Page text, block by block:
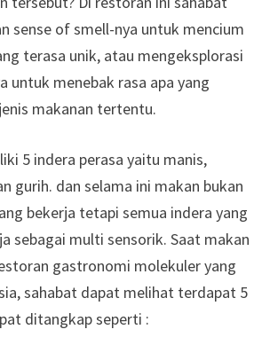
sense of smell-nya untuk mencium
terasa unik, atau mengeksplorasi
untuk menebak rasa apa yang
makanan tertentu.
5 indera perasa yaitu manis,
gurih. dan selama ini makan bukan
bekerja tetapi semua indera yang
sebagai multi sensorik. Saat makan
gastronomi molekuler yang
sahabat dapat melihat terdapat 5
ditangkap seperti :